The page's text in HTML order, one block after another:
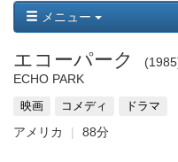
メニュー
エコーパーク
1985
ECHO PARK
映画 コメディ ドラマ
アメリカ 88分